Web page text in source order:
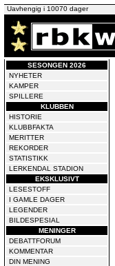
Uavhengig i 10070 dager
SESONGEN 2026
NYHETER
KAMPER
SPILLERE
KLUBBEN
HISTORIE
KLUBBFAKTA
MERITTER
REKORDER
STATISTIKK
LERKENDAL STADION
EKSKLUSIVT
LESESTOFF
I GAMLE DAGER
LEGENDER
BILDESPESIAL
MENINGER
DEBATTFORUM
KOMMENTAR
DIN MENING